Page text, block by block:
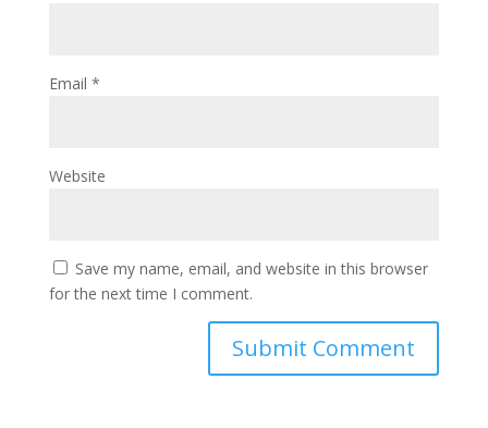
Email *
Website
Save my name, email, and website in this browser
for the next time I comment.